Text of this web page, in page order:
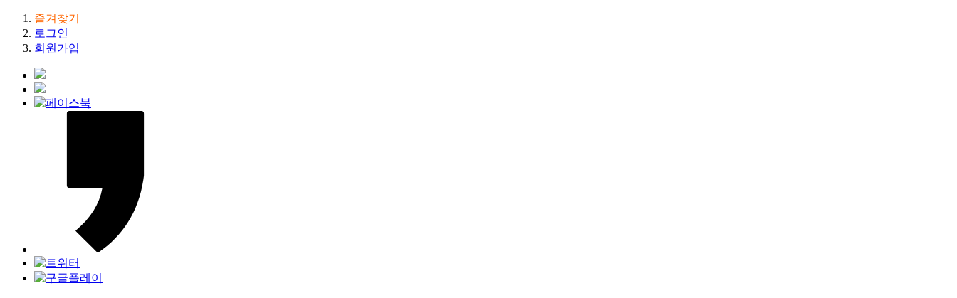
즐겨찾기
로그인
회원가입